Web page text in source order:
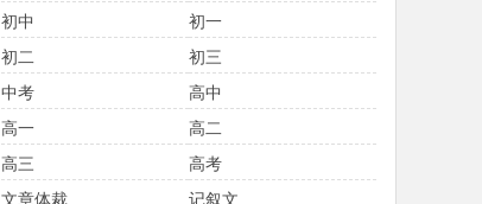
初中
初一
初二
初三
中考
高中
高一
高二
高三
高考
文章体裁
记叙文